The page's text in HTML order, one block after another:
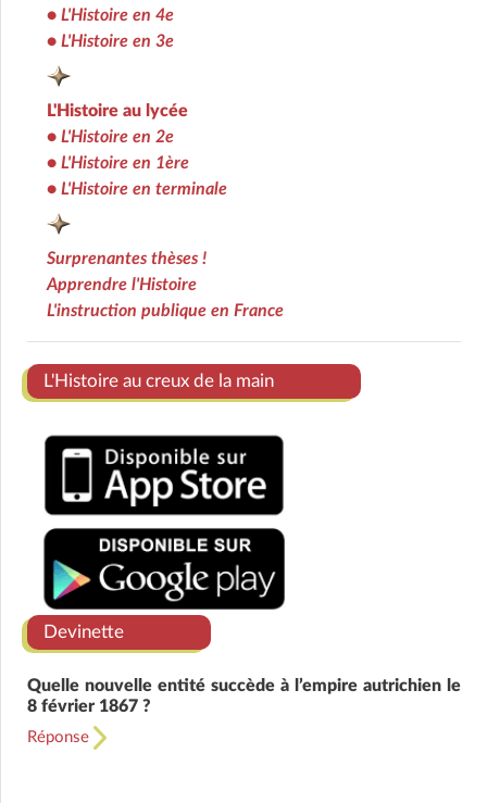
• L'Histoire en 4e
• L'Histoire en 3e
L'Histoire au lycée
• L'Histoire en 2e
• L'Histoire en 1ère
• L'Histoire en terminale
Surprenantes thèses !
Apprendre l'Histoire
L'instruction publique en France
L'Histoire au creux de la main
Devinette
Quelle nouvelle entité succède à l’empire autrichien le
8 février 1867 ?
Réponse